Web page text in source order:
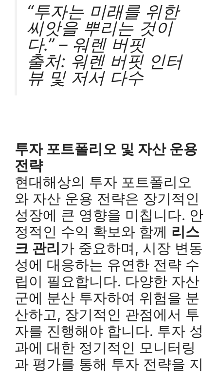
“투자는 미래를 위한
씨앗을 뿌리는 것이
다.” – 워렌 버핏
출처: 워렌 버핏 인터
뷰 및 저서 다수
투자 포트폴리오 및 자산 운용
전략
현대해상의 투자 포트폴리오
와 자산 운용 전략은 장기적인
성장에 큰 영향을 미칩니다. 안
정적인 수익 확보와 함께 리스
크 관리 가 중요하며, 시장 변동
성에 대응하는 유연한 전략 수
립이 필요합니다. 다양한 자산
군에 분산 투자하여 위험을 분
산하고, 장기적인 관점에서 투
자를 진행해야 합니다. 투자 성
과에 대한 정기적인 모니터링
과 평가를 통해 투자 전략을 지